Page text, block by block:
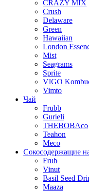
CRAZY MIX
Crush
Delaware
Green
Hawaiian
London
Mist
Seagrams
Sprite
VIGO
Vimto
Чай
Frubb
Gurieli
THEBOBAco
Teahon
Meco
Сокосодержащие
Frub
Vinut
Basil Seed
Maaza